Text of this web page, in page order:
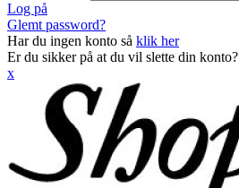
Log på
Glemt password?
Har du ingen konto så klik her
Er du sikker på at du vil slette din konto?
x